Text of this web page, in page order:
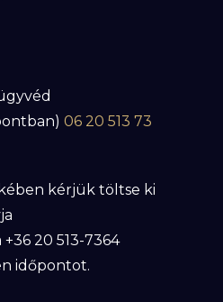
06 20 513 73
kérjük töltse ki
20 513-7364
időpontot.